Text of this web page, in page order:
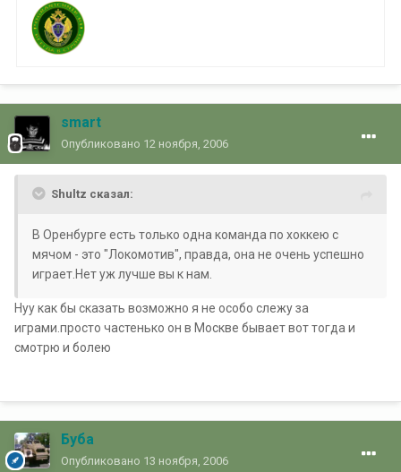
smart
Опубликовано 12 ноября, 2006
Shultz сказал:
В Оренбурге есть только одна команда по хоккею с
мячом - это "Локомотив", правда, она не очень успешно
играет.Нет уж лучше вы к нам.
Нуу как бы сказать возможно я не особо слежу за
играми.просто частенько он в Москве бывает вот тогда и
смотрю и болею
Буба
Опубликовано 13 ноября, 2006